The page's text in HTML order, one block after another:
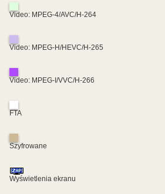
Video: MPEG-4/AVC/H-264
Video: MPEG-H/HEVC/H-265
Video: MPEG-I/VVC/H-266
FTA
Szyfrowane
Wyświetlenia ekranu